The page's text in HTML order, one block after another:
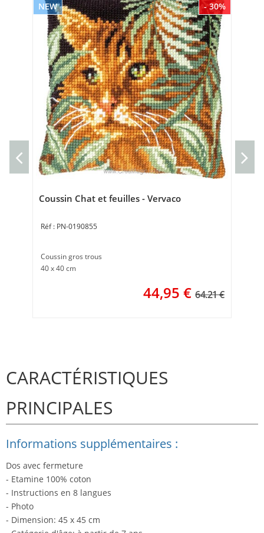
- 30%
NEW
Coussin Chat et feuilles - Vervaco
PN-0190855
Coussin gros trous
40 x 40 cm
44,95 € 64.21 €
CARACTÉRISTIQUES
PRINCIPALES
Informations supplémentaires :
Dos avec fermeture
- Etamine 100% coton
- Instructions en 8 langues
- Photo
- Dimension: 45 x 45 cm